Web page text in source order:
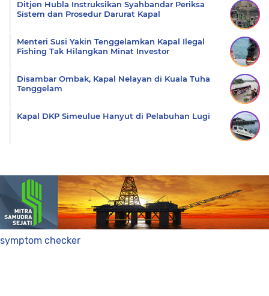
Ditjen Hubla Instruksikan Syahbandar Periksa
Sistem dan Prosedur Darurat Kapal
Menteri Susi Yakin Tenggelamkan Kapal Ilegal
Fishing Tak Hilangkan Minat Investor
Disambar Ombak, Kapal Nelayan di Kuala Tuha
Tenggelam
Kapal DKP Simeulue Hanyut di Pelabuhan Lugi
symptom checker